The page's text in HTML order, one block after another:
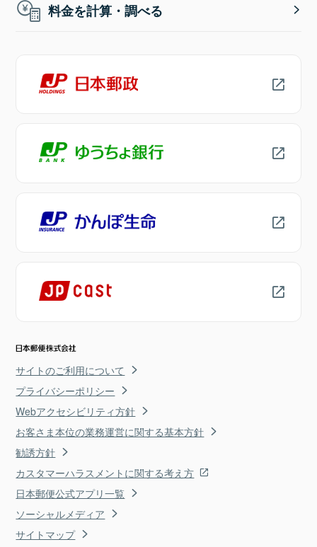
料金を計算・調べる
サイトのご利用について
プライバシーポリシー
Webアクセシビリティ方針
お客さま本位の業務運営に関する基本方針
勧誘方針
カスタマーハラスメントに関する考え方
日本郵便公式アプリ一覧
ソーシャルメディア
サイトマップ